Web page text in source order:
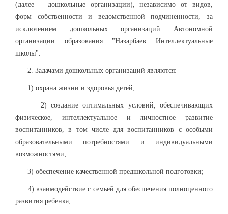
(далее – дошкольные организации), независимо от видов,
форм собственности и ведомственной подчиненности, за
исключением дошкольных организаций Автономной
организации образования "Назарбаев Интеллектуальные
школы".
2. Задачами дошкольных организаций являются:
1) охрана жизни и здоровья детей;
2) создание оптимальных условий, обеспечивающих
физическое, интеллектуальное и личностное развитие
воспитанников, в том числе для воспитанников с особыми
образовательными потребностями и индивидуальными
возможностями;
3) обеспечение качественной предшкольной подготовки;
4) взаимодействие с семьей для обеспечения полноценного
развития ребенка;